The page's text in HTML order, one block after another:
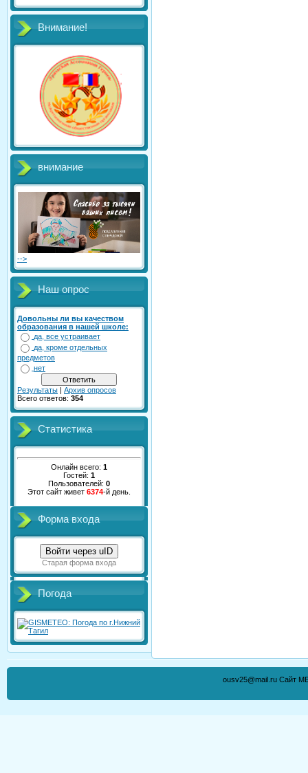
Внимание!
внимание
-->
Наш опрос
Довольны ли вы качеством
образования в нашей школе:
да, все устраивает
да, кроме отдельных
предметов
нет
Результаты | Архив опросов
Всего ответов: 354
Статистика
Онлайн всего: 1
Гостей: 1
Пользователей: 0
Этот сайт живет 6374-й день.
Форма входа
Войти через uID
Старая форма входа
Погода
ousv25@mail.ru Сайт